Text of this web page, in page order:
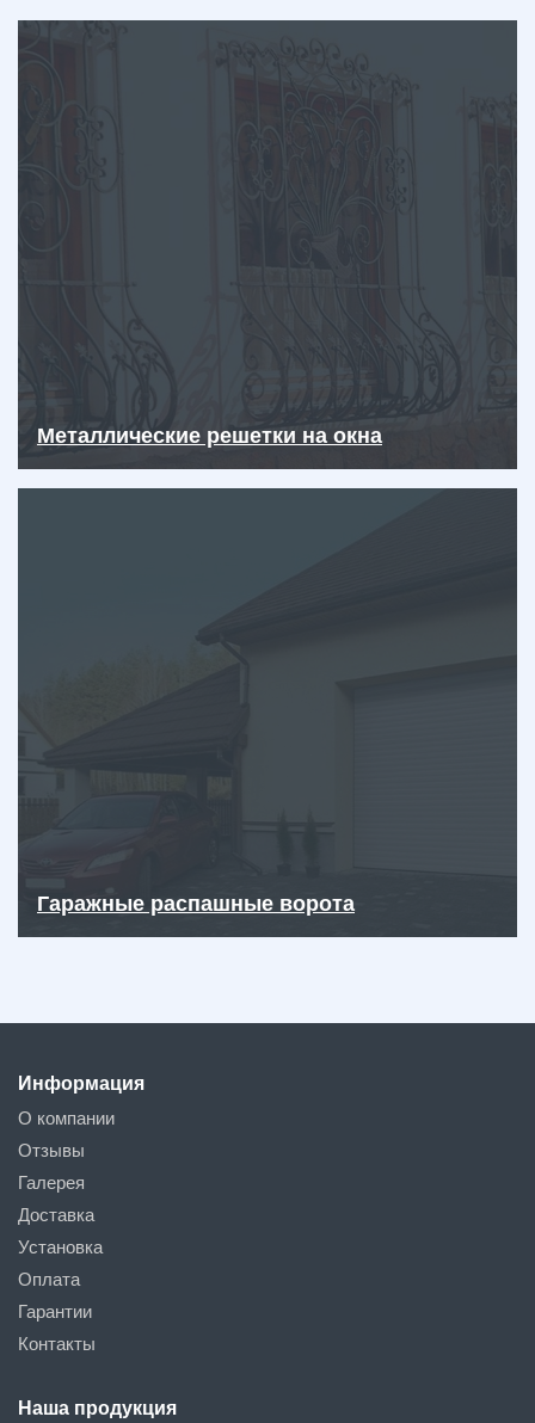
Металлические решетки на окна
Гаражные распашные ворота
Информация
О компании
Отзывы
Галерея
Доставка
Установка
Оплата
Гарантии
Контакты
Наша продукция